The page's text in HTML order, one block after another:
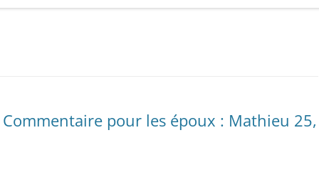
pour les époux : Mathieu 25,